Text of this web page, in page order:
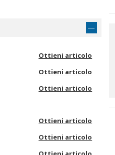
Ottieni articolo
Ottieni articolo
Ottieni articolo
Ottieni articolo
Ottieni articolo